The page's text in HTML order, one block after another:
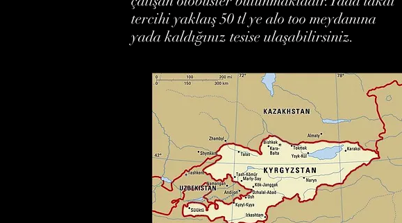
tercihi yaklaış 50 tl ye alo too meydanına
yada kaldığınız tesise ulaşabilirsiniz.